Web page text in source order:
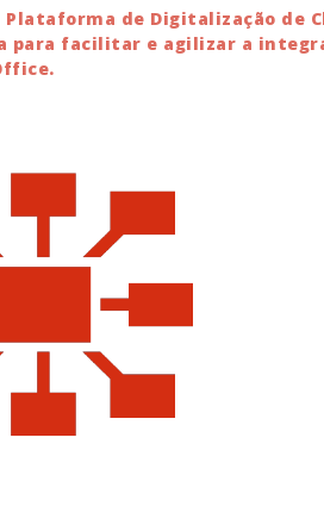
de Digitalização de
para facilitar e agilizar a